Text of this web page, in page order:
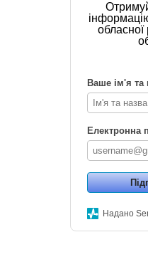
обласної
Ваше ім'я та
Електронна
Надано